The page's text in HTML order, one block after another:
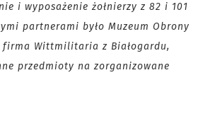
i wyposażenie żołnierzy z 82 i 101
partnerami było Muzeum Obrony
firma Wittmilitaria z Białogardu,
przedmioty na zorganizowane